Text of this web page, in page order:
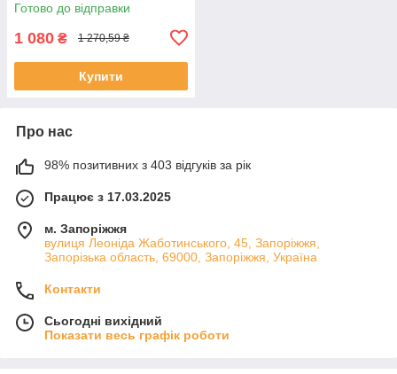
Готово до відправки
1 080 ₴ 1 270,59 ₴
Купити
Про нас
98% позитивних з 403 відгуків за рік
Працює з 17.03.2025
м. Запоріжжя
вулиця Леоніда Жаботинського, 45, Запоріжжя,
Запорізька область, 69000, Запоріжжя, Україна
Контакти
Сьогодні вихідний
Показати весь графік роботи